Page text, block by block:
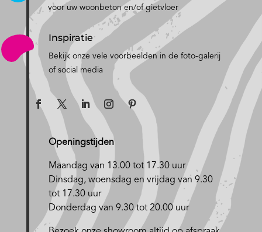
voor uw woonbeton en/of gietvloer
Inspiratie
Bekijk onze vele voorbeelden in de foto-galerij
of social media
Openingstijden
Maandag van 13.00 tot 17.30 uur
Dinsdag, woensdag en vrijdag van 9.30
tot 17.30 uur
Donderdag van 9.30 tot 20.00 uur